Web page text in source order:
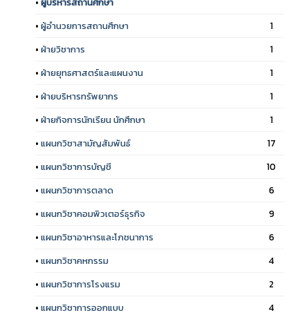
• ผู้อำนวยการสถานศึกษา
1
• ฝ่ายวิชาการ
1
• ฝ่ายยุทธศาสตร์และแผนงาน
1
• ฝ่ายบริหารทรัพยากร
1
• ฝ่ายกิจการนักเรียน นักศึกษา
1
• แผนกวิชาสามัญสัมพันธ์
17
• แผนกวิชาการบัญชี
10
• แผนกวิชาการตลาด
6
• แผนกวิชาคอมพิวเตอร์ธุรกิจ
9
• แผนกวิชาอาหารและโภชนาการ
6
• แผนกวิชาคหกรรม
4
• แผนกวิชาการโรงแรม
2
• แผนกวิชาการออกแบบ
4